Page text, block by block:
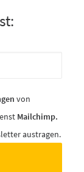
von
Mailchimp.
austragen.